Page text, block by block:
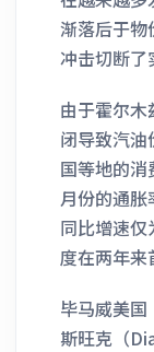
渐落后于物
冲击切断了
由于霍尔
闭导致汽
国等地的
月份的通
同比增速
度在两年来
毕马威美
斯旺克（